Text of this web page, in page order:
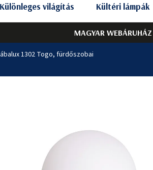
MAGYAR WEBÁRUHÁZ
Különleges világítás Kültéri lámpák
1302 Togo, fürdőszobai